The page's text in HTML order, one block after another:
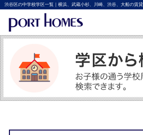
渋谷区の中学校学区一覧｜横浜、武蔵小杉、川崎、渋谷、大船の賃